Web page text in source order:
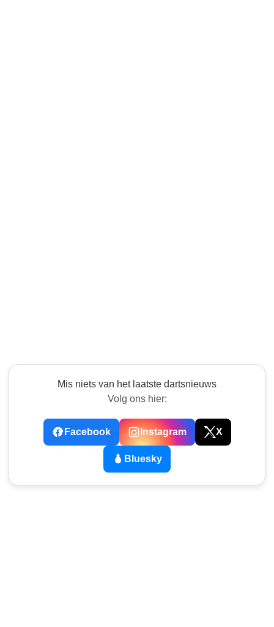
Mis niets van het laatste dartsnieuws
Volg ons hier:
Facebook Instagram X
Bluesky